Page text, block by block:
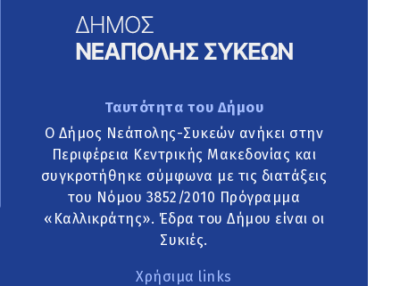
Ταυτότητα του Δήμου
Ο Δήμος Νεάπολης-Συκεών ανήκει στην
Περιφέρεια Κεντρικής Μακεδονίας και
συγκροτήθηκε σύμφωνα με τις διατάξεις
του Νόμου 3852/2010 Πρόγραμμα
«Καλλικράτης». Έδρα του Δήμου είναι οι
Συκιές.
Χρήσιμα links